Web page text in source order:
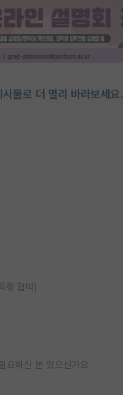
물로 더 멀리 바라보세요.
행 협박)
요하신 분 있으신가요